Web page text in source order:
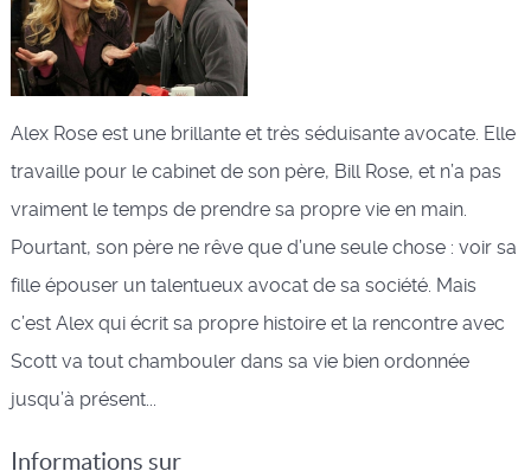
Alex Rose est une brillante et très séduisante avocate. Elle
travaille pour le cabinet de son père, Bill Rose, et n’a pas
vraiment le temps de prendre sa propre vie en main.
Pourtant, son père ne rêve que d’une seule chose : voir sa
fille épouser un talentueux avocat de sa société. Mais
c’est Alex qui écrit sa propre histoire et la rencontre avec
Scott va tout chambouler dans sa vie bien ordonnée
jusqu’à présent...
Informations sur